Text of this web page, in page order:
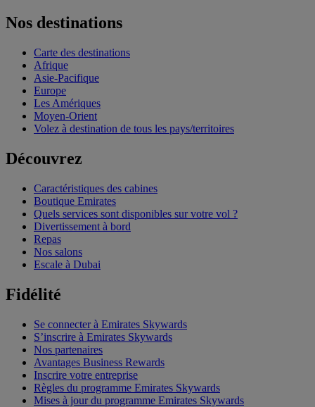
Nos destinations
Carte des destinations
Afrique
Asie-Pacifique
Europe
Les Amériques
Moyen-Orient
Volez à destination de tous les pays/territoires
Découvrez
Caractéristiques des cabines
Boutique Emirates
Quels services sont disponibles sur votre vol ?
Divertissement à bord
Repas
Nos salons
Escale à Dubai
Fidélité
Se connecter à Emirates Skywards
S’inscrire à Emirates Skywards
Nos partenaires
Avantages Business Rewards
Inscrire votre entreprise
Règles du programme Emirates Skywards
Mises à jour du programme Emirates Skywards